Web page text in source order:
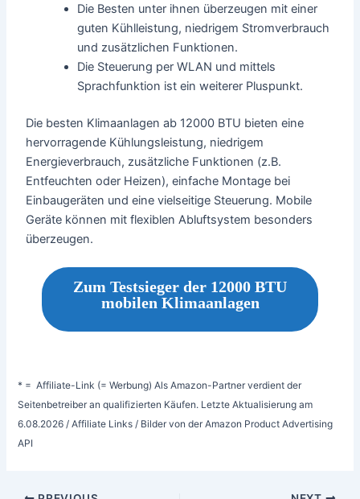
Die Besten unter ihnen überzeugen mit einer
guten Kühlleistung, niedrigem Stromverbrauch
und zusätzlichen Funktionen.
Die Steuerung per WLAN und mittels
Sprachfunktion ist ein weiterer Pluspunkt.
Die besten Klimaanlagen ab 12000 BTU bieten eine
hervorragende Kühlungsleistung, niedrigem
Energieverbrauch, zusätzliche Funktionen (z.B.
Entfeuchten oder Heizen), einfache Montage bei
Einbaugeräten und eine vielseitige Steuerung. Mobile
Geräte können mit flexiblen Abluftsystem besonders
überzeugen.
Zum Testsieger der 12000 BTU
mobilen Klimaanlagen
* = Affiliate-Link (= Werbung) Als Amazon-Partner verdient der
Seitenbetreiber an qualifizierten Käufen. Letzte Aktualisierung am
6.08.2026 / Affiliate Links / Bilder von der Amazon Product Advertising
API